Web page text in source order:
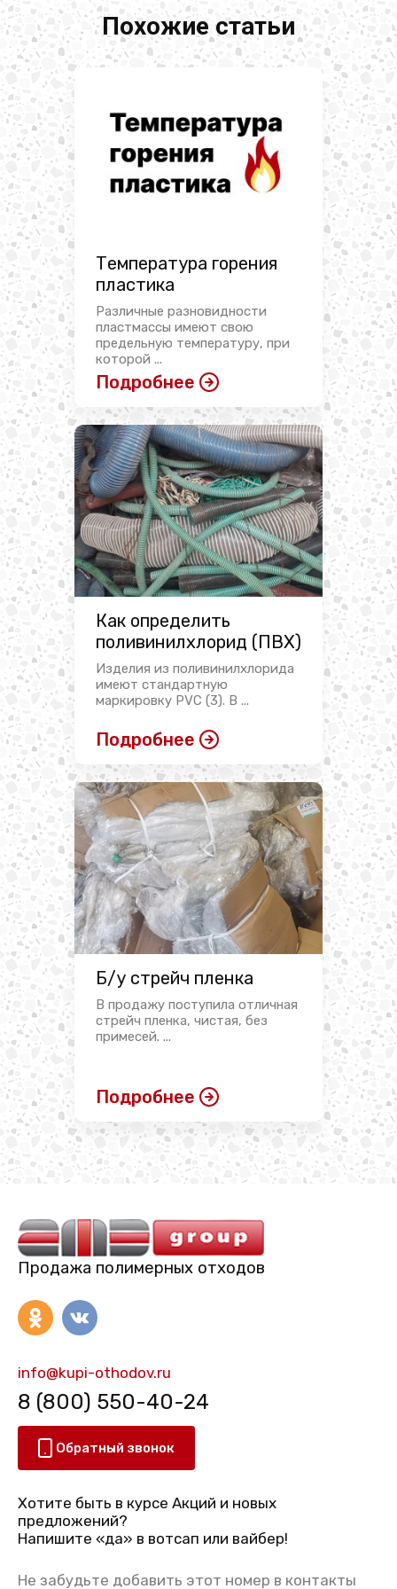
Похожие статьи
Температура горения
пластика
Различные разновидности
пластмассы имеют свою
предельную температуру, при
которой ...
Подробнее
Как определить
поливинилхлорид (ПВХ)
Изделия из поливинилхлорида
имеют стандартную
маркировку PVC (3). В ...
Подробнее
Б/у стрейч пленка
В продажу поступила отличная
стрейч пленка, чистая, без
примесей. ...
Подробнее
Продажа полимерных отходов
info@kupi-othodov.ru
8 (800) 550-40-24
Обратный звонок
Хотите быть в курсе Акций и новых
предложений?
Напишите «да» в вотсап или вайбер!
Не забудьте добавить этот номер в контакты